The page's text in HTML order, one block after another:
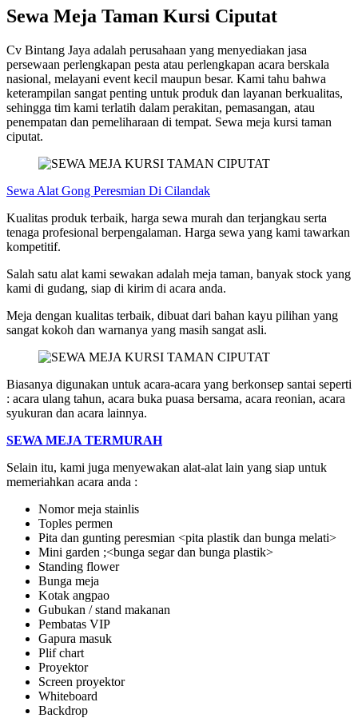
Sewa Meja Taman Kursi Ciputat
Cv Bintang Jaya adalah perusahaan yang menyediakan jasa
persewaan perlengkapan pesta atau perlengkapan acara berskala
nasional, melayani event kecil maupun besar. Kami tahu bahwa
keterampilan sangat penting untuk produk dan layanan berkualitas,
sehingga tim kami terlatih dalam perakitan, pemasangan, atau
penempatan dan pemeliharaan di tempat. Sewa meja kursi taman
ciputat.
Sewa Alat Gong Peresmian Di Cilandak
Kualitas produk terbaik, harga sewa murah dan terjangkau serta
tenaga profesional berpengalaman. Harga sewa yang kami tawarkan
kompetitif.
Salah satu alat kami sewakan adalah meja taman, banyak stock yang
kami di gudang, siap di kirim di acara anda.
Meja dengan kualitas terbaik, dibuat dari bahan kayu pilihan yang
sangat kokoh dan warnanya yang masih sangat asli.
Biasanya digunakan untuk acara-acara yang berkonsep santai seperti
: acara ulang tahun, acara buka puasa bersama, acara reonian, acara
syukuran dan acara lainnya.
SEWA MEJA TERMURAH
Selain itu, kami juga menyewakan alat-alat lain yang siap untuk
memeriahkan acara anda :
Nomor meja stainlis
Toples permen
Pita dan gunting peresmian <pita plastik dan bunga melati>
Mini garden ;<bunga segar dan bunga plastik>
Standing flower
Bunga meja
Kotak angpao
Gubukan / stand makanan
Pembatas VIP
Gapura masuk
Plif chart
Proyektor
Screen proyektor
Whiteboard
Backdrop